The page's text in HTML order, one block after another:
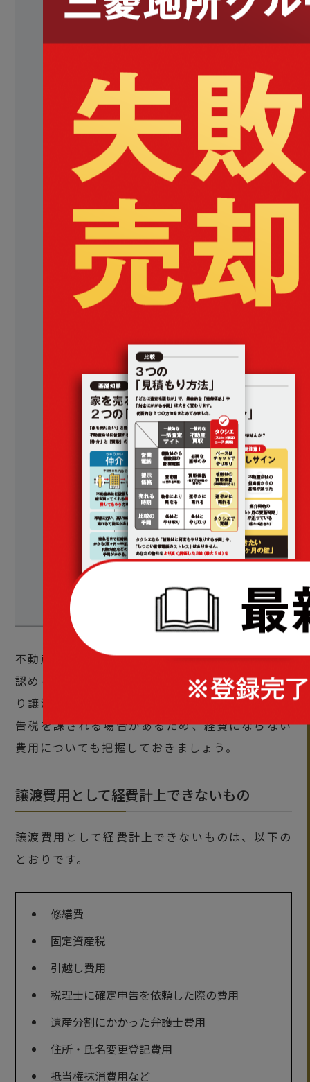
不動産売却に伴い発生した費用でも、経費として
認められないものもあります。経費を多く見積も
り譲渡所得税を過少申告をしてしまうと、過少申
告税を課される場合があるため、経費にならない
費用についても把握しておきましょう。
譲渡費用として経費計上できないもの
譲渡費用として経費計上できないものは、以下の
とおりです。
修繕費
固定資産税
引越し費用
税理士に確定申告を依頼した際の費用
遺産分割にかかった弁護士費用
住所・氏名変更登記費用
抵当権抹消費用など